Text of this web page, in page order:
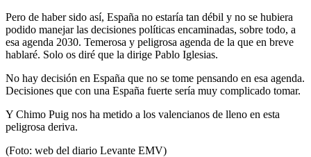
Pero de haber sido así, España no estaría tan débil y no se hubiera
podido manejar las decisiones políticas encaminadas, sobre todo, a
esa agenda 2030. Temerosa y peligrosa agenda de la que en breve
hablaré. Solo os diré que la dirige Pablo Iglesias.
No hay decisión en España que no se tome pensando en esa agenda.
Decisiones que con una España fuerte sería muy complicado tomar.
Y Chimo Puig nos ha metido a los valencianos de lleno en esta
peligrosa deriva.
(Foto: web del diario Levante EMV)